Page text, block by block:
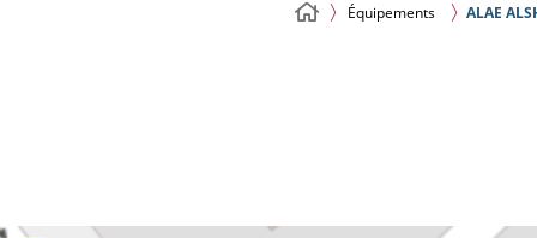
Équipements ALAE